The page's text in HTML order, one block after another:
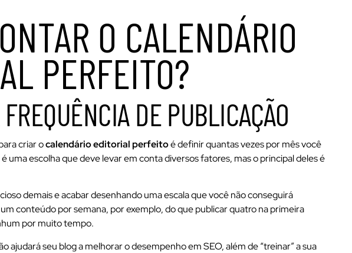
O CALENDÁRIO
PERFEITO?
DE PUBLICAÇÃO
criar ocalendário editorial perfeitoé definir quantas vezes por mês você
uma escolha que deve levar em conta diversos fatores, mas o principal deles é
demais e acabar desenhando uma escala que você não conseguirá
conteúdo por semana, por exemplo, do que publicar quatro na primeira
por muito tempo.
ajudará seu blog a melhorar o desempenho em SEO, além de “treinar” a sua